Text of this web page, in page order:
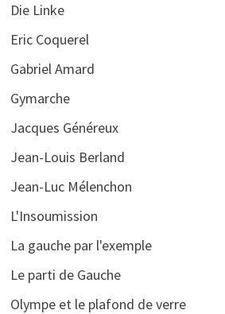
Die Linke
Eric Coquerel
Gabriel Amard
Gymarche
Jacques Généreux
Jean-Louis Berland
Jean-Luc Mélenchon
L'Insoumission
La gauche par l'exemple
Le parti de Gauche
Olympe et le plafond de verre